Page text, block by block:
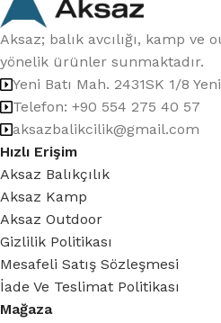
Aksaz; balık avcılığı, kamp ve
yönelik ürünler sunmaktadır.
Yeni Batı Mah. 2431SK 1/8
Telefon: +90 554 275 40 57
aksazbalikcilik@gmail.com
Hızlı Erişim
Aksaz Balıkçılık
Aksaz Kamp
Aksaz Outdoor
Gizlilik Politikası
Mesafeli Satış Sözleşmesi
İade Ve Teslimat Politikası
Mağaza